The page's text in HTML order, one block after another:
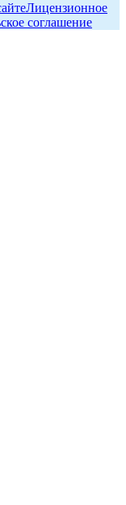
Лицензионное
соглашение